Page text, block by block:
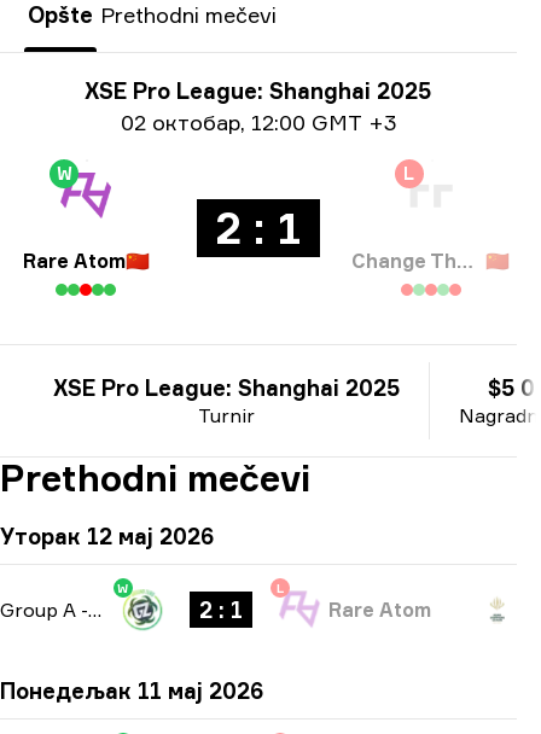
Opšte Prethodni mečevi
Informacije o turniru
XSE Pro League: Shanghai 2025
Informacije o datumu
02 октобар, 12:00 GMT +3
W
Rare Atom🇨🇳
2 : 1
L
Change The Game 🇨🇳
Turnir
XSE Pro League: Shanghai 2025 $5
Prethodni mečevi
Уторак 12 мај 2026
Group A - bo3
W
2 : 1
L
Rare Atom
Понедељак 11 мај 2026